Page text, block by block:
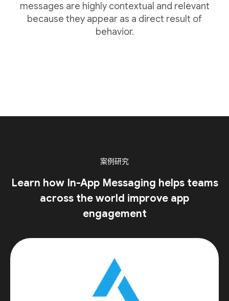
messages are highly contextual and relevant
because they appear as a direct result of
behavior.
案例研究
Learn how In-App Messaging helps teams
across the world improve app
engagement